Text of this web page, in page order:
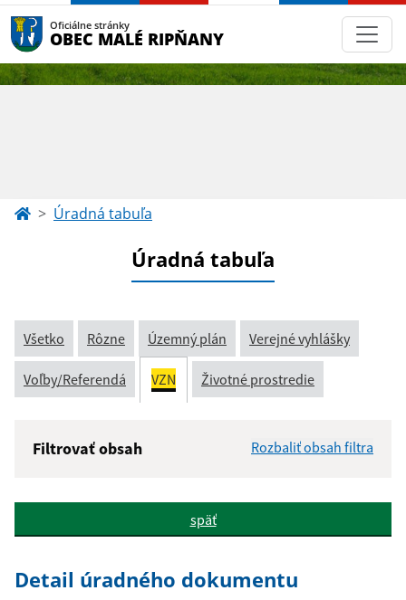
Oficiálne stránky
OBEC MALÉ RIPŇANY
Úradná tabuľa
Úradná tabuľa
Všetko Rôzne Územný plán Verejné vyhlášky
Voľby/Referendá VZN Životné prostredie
Filtrovať obsah Rozbaliť obsah filtra
Popis:
späť
Detail úradného dokumentu